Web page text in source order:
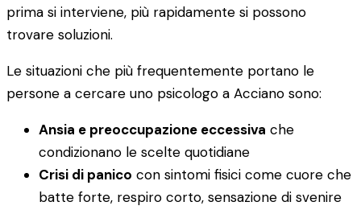
prima si interviene, più rapidamente si possono
trovare soluzioni.
Le situazioni che più frequentemente portano le
persone a cercare uno psicologo a Acciano sono:
Ansia e preoccupazione eccessiva che
condizionano le scelte quotidiane
Crisi di panico con sintomi fisici come cuore che
batte forte, respiro corto, sensazione di svenire